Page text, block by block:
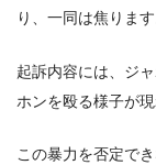
り、一同は焦ります
起訴内容には、ジ
ホンを殴る様子が現
この暴力を否定で